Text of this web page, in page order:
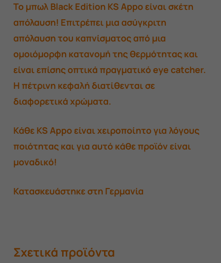
Το μπωλ Black Edition KS Appo είναι σκέτη
απόλαυση! Επιτρέπει μια ασύγκριτη
απόλαυση του καπνίσματος από μια
ομοιόμορφη κατανομή της θερμότητας και
είναι επίσης οπτικά πραγματικό eye catcher.
Η πέτρινη κεφαλή διατίθενται σε
διαφορετικά χρώματα.
Κάθε KS Appo είναι χειροποίητο για λόγους
ποιότητας και για αυτό κάθε προϊόν είναι
μοναδικό!
Κατασκευάστηκε στη Γερμανία
Σχετικά προϊόντα